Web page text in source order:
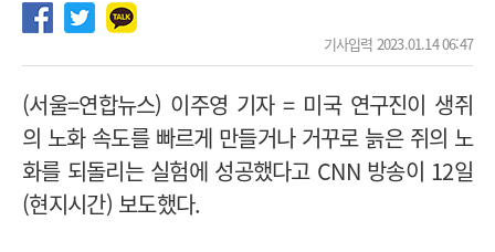
기사입력 2023.01.14 06:47
(서울=연합뉴스) 이주영 기자 = 미국 연구진이 생쥐
의 노화 속도를 빠르게 만들거나 거꾸로 늙은 쥐의 노
화를 되돌리는 실험에 성공했다고 CNN 방송이 12일
(현지시간) 보도했다.